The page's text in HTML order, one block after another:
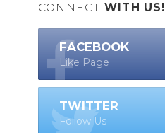
CONNECT WITH US!
FACEBOOK
Like Page
TWITTER
Follow Us